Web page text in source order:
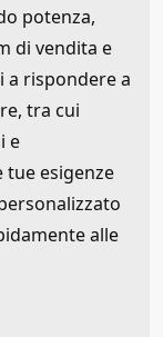
potenza,
di vendita e
rispondere a
tra cui
e
esigenze
alle